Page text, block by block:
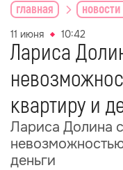
главная
11 июня 10:42
Лариса
квартиру и
Лариса Долина
деньги